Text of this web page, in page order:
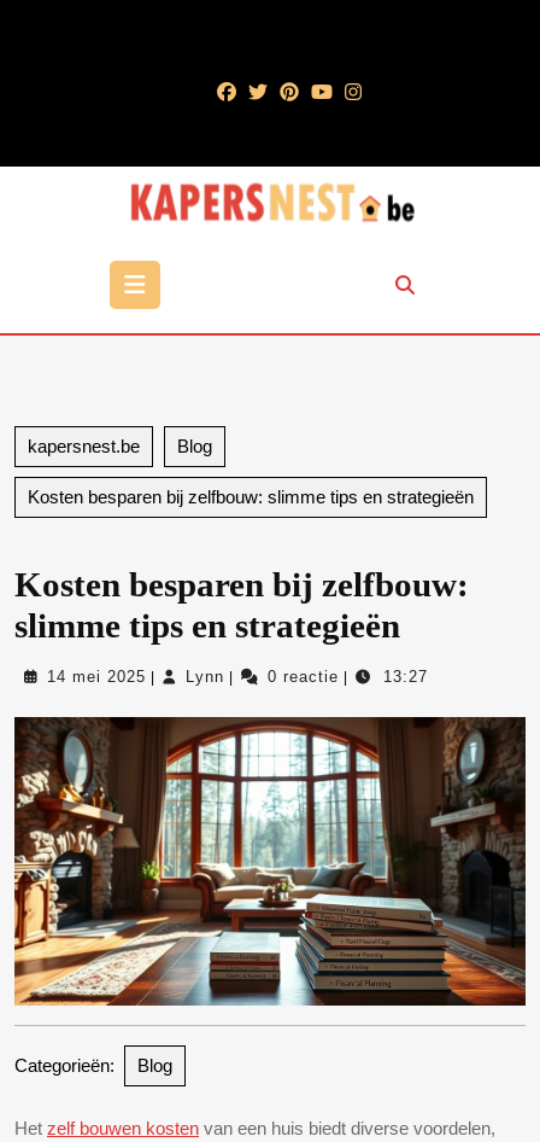
Open
kapersnest.be Blog
Kosten besparen bij zelfbouw: slimme tips en strategieën
Kosten besparen bij zelfbouw:
slimme tips en strategieën
14 mei 2025 14
2025
Lynn Lynn 0 reactie 13:27
Categorieën: Blog
Het zelf bouwen kosten van een huis biedt diverse voordelen,